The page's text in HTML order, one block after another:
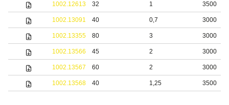
1002.12613 32 1 3500
1002.13091 40 0,7 3000
1002.13355 80 3 3000
1002.13566 45 2 3000
1002.13567 60 2 3000
1002.13568 40 1,25 3500